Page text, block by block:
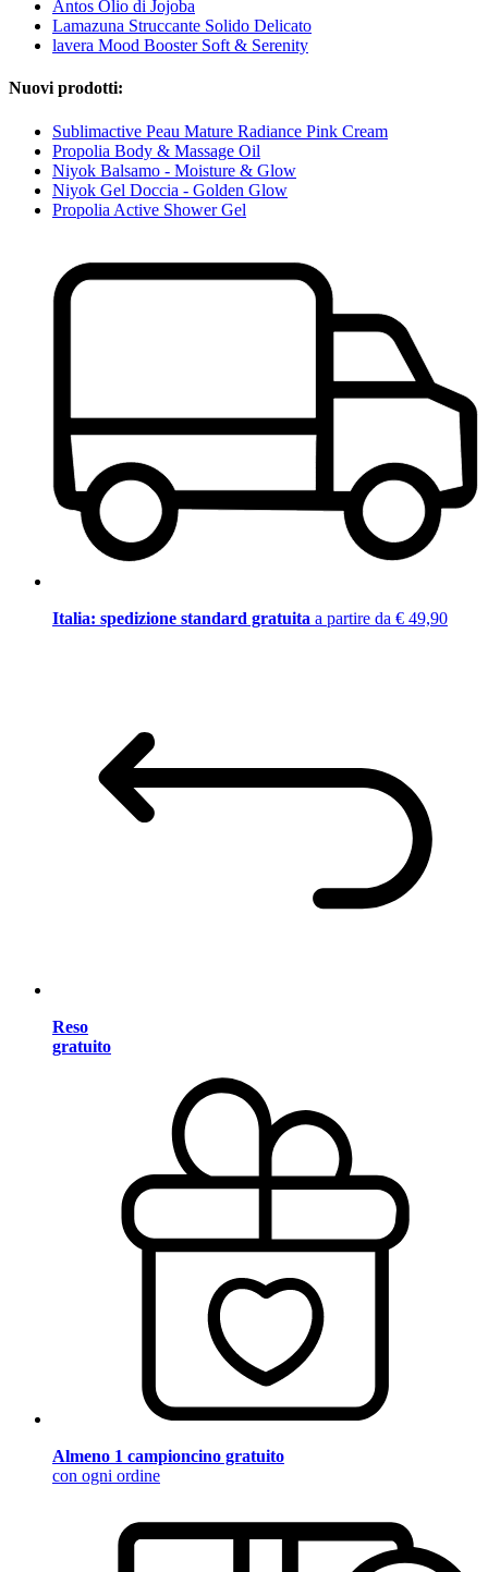
Antos Olio di Jojoba
Lamazuna Struccante Solido Delicato
lavera Mood Booster Soft & Serenity
Nuovi prodotti:
Sublimactive Peau Mature Radiance Pink Cream
Propolia Body & Massage Oil
Niyok Balsamo - Moisture & Glow
Niyok Gel Doccia - Golden Glow
Propolia Active Shower Gel
Italia: spedizione standard gratuita a partire da € 49,90
Reso
gratuito
Almeno 1 campioncino gratuito
con ogni ordine